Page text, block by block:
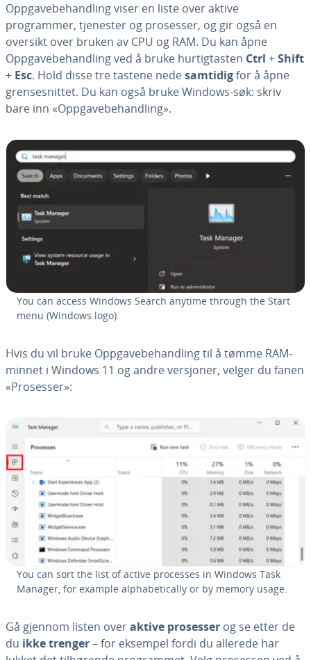
Oppgavebehandling viser en liste over aktive
programmer, tjenester og prosesser, og gir også en
oversikt over bruken av CPU og RAM. Du kan åpne
Oppgavebehandling ved å bruke hurtigtasten Ctrl +Shift
+ Esc. Hold disse tre tastene nedesamtidigfor å åpne
grensesnittet. Du kan også bruke Windows-søk: skriv
bare inn «Oppgavebehandling».
You can access Windows Search anytime through the Start
menu (Windows logo).
Hvis du vil bruke Oppgavebehandling til å tømme RAM-
minnet i Windows 11 og andre versjoner, velger du fanen
«Prosesser»:
You can sort the list of active processes in Windows Task
Manager, for example alphabetically or by memory usage.
Gå gjennom listen overaktive prosesser og se etter de
du ikke trenger– for eksempel fordi du allerede har